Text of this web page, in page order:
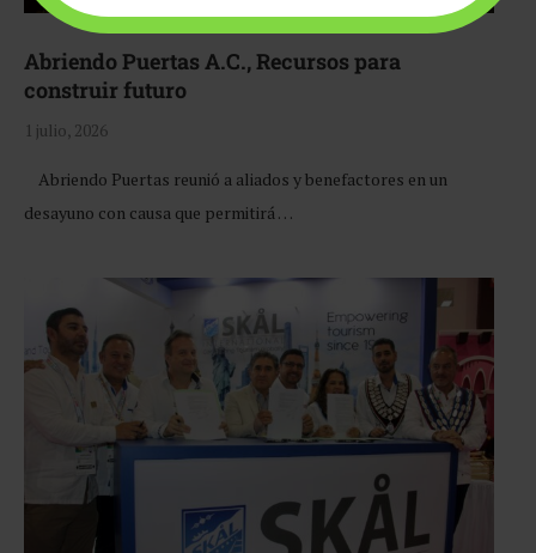
Abriendo Puertas A.C., Recursos para
construir futuro
1 julio, 2026
Abriendo Puertas reunió a aliados y benefactores en un
desayuno con causa que permitirá …